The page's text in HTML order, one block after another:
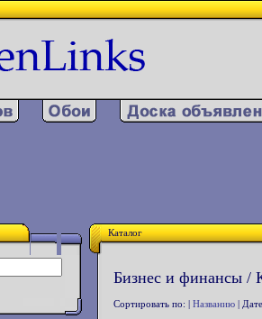
Каталог
Бизнес и финансы /
Сортировать по: | Названию |